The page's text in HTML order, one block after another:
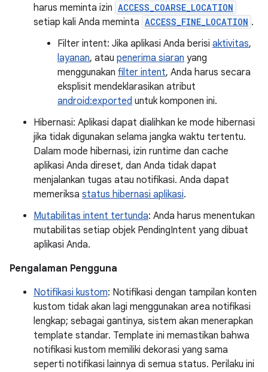
harus meminta izin ACCESS_COARSE_LOCATION
setiap kali Anda meminta ACCESS_FINE_LOCATION .
Filter intent: Jika aplikasi Anda berisi aktivitas,
layanan, atau penerima siaran yang
menggunakan filter intent, Anda harus secara
eksplisit mendeklarasikan atribut
android:exported untuk komponen ini.
Hibernasi: Aplikasi dapat dialihkan ke mode hibernasi
jika tidak digunakan selama jangka waktu tertentu.
Dalam mode hibernasi, izin runtime dan cache
aplikasi Anda direset, dan Anda tidak dapat
menjalankan tugas atau notifikasi. Anda dapat
memeriksa status hibernasi aplikasi.
Mutabilitas intent tertunda: Anda harus menentukan
mutabilitas setiap objek PendingIntent yang dibuat
aplikasi Anda.
Pengalaman Pengguna
Notifikasi kustom: Notifikasi dengan tampilan konten
kustom tidak akan lagi menggunakan area notifikasi
lengkap; sebagai gantinya, sistem akan menerapkan
template standar. Template ini memastikan bahwa
notifikasi kustom memiliki dekorasi yang sama
seperti notifikasi lainnya di semua status. Perilaku ini